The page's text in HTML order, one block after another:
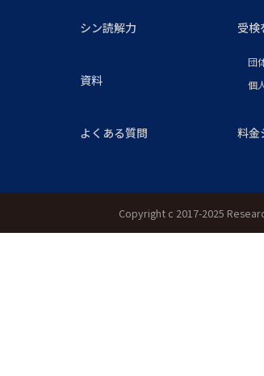
シン読解力 受検
団
個
料金
資料
よくある質問
Copyright c 2017-2025